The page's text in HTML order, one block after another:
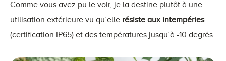
Comme vous avez pu le voir, je la destine plutôt à une
utilisation extérieure vu qu’elle résiste aux intempéries
(certification IP65) et des températures jusqu’à -10 degrés.